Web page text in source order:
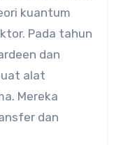
kuantum
Pada tahun
dan
alat
Mereka
dan